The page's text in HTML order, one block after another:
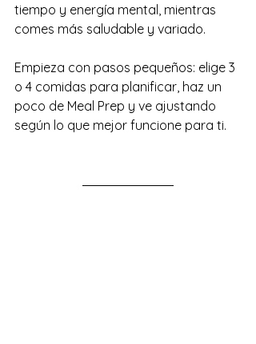
tiempo y energía mental, mientras
comes más saludable y variado.
Empieza con pasos pequeños: elige 3
o 4 comidas para planificar, haz un
poco de Meal Prep y ve ajustando
según lo que mejor funcione para ti.